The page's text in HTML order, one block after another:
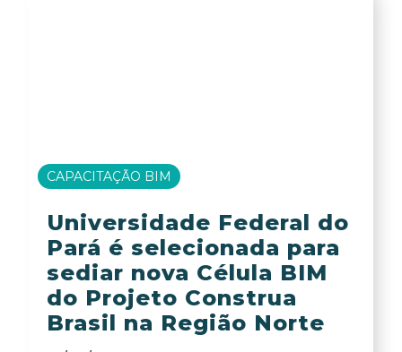
CAPACITAÇÃO BIM
Universidade Federal do
Pará é selecionada para
sediar nova Célula BIM
do Projeto Construa
Brasil na Região Norte